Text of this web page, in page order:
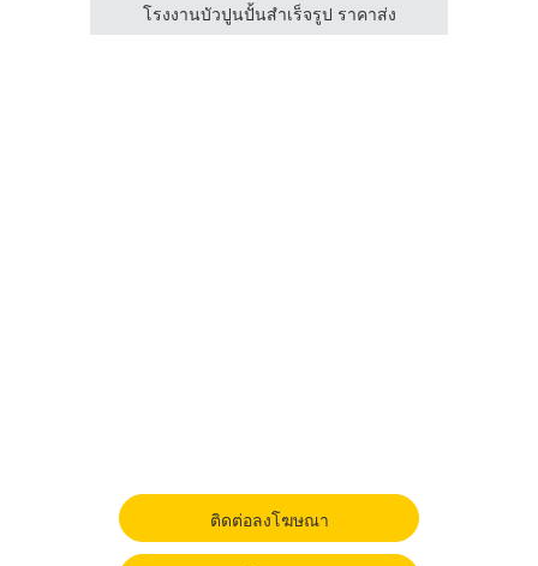
โรงงานบัวปูนปั้นสำเร็จรูป ราคาส่ง
ติดต่อลงโฆษณา